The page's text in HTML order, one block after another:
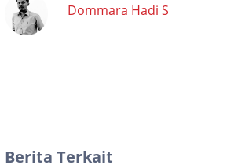
Dommara Hadi S
Berita Terkait